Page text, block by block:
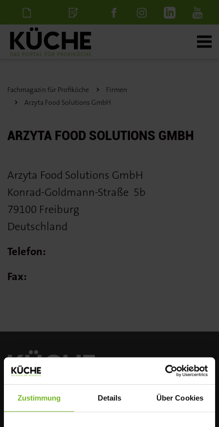
Zustimmung Details Über Cookies
NewsletterStellenanzeige
Fachmagazin für Profiköche
Firmen
Arzyta Food Solutions GmbH
ARZYTA FOOD SOLUTIONS GMBH
Arzyta Food Solutions GmbH
Konrad-Goldmann-Straße 5b
79100 Freiburg
Deutschland
Telefon:
Fax:
ÜBER UNS